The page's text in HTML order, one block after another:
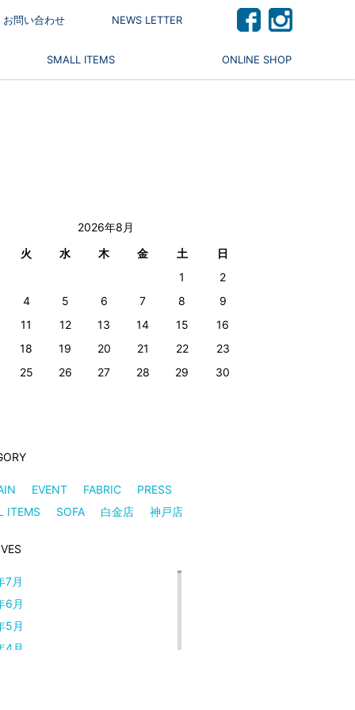
お問い合わせ NEWS LETTER
SMALL ITEMS ONLINE SHOP
2026年8月
火 水 木 金 土 日
1
2
4 5 6 7 8
9
11 12 13 14 15
16
18 19 20 21 22
23
25 26 27 28 29
30
EVENT FABRIC
PRESS
ITEMS
SOFA 白金店 神戸店
7月
6月
5月
4月